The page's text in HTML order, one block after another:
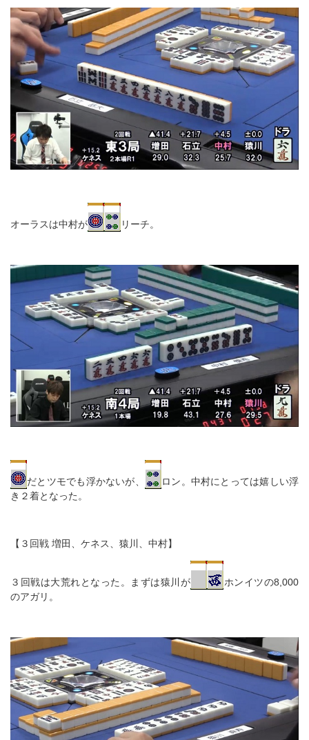
オーラスは中村が リーチ。
だとツモでも浮かないが、
ロン。中村にとっては嬉しい浮
き２着となった。
【３回戦 増田、ケネス、猿川、中村】
３回戦は大荒れとなった。まずは猿川が
ホンイツの8,000
のアガリ。